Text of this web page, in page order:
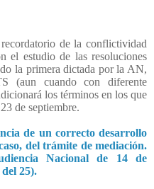
de la conflictividad
el estudio de las resoluciones
la primera dictada por la AN,
(aun cuando con diferente
los términos en los que
de septiembre.
de un correcto desarrollo
del trámite de mediación.
Nacional de 14 de
25).